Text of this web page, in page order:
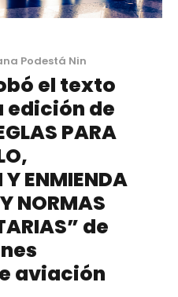
Podestá Nin
el texto
edición de
PARA
ENMIENDA
NORMAS
de
aviación